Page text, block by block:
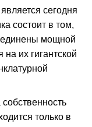
сегодня
состоит в том,
мощной
их гигантской
только в